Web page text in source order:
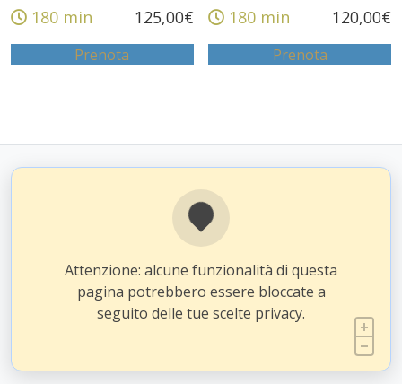
180 min 125,00€
Prenota
180 min 120,00€
Prenota
Attenzione: alcune funzionalità di questa
pagina potrebbero essere bloccate a
seguito delle tue scelte privacy.